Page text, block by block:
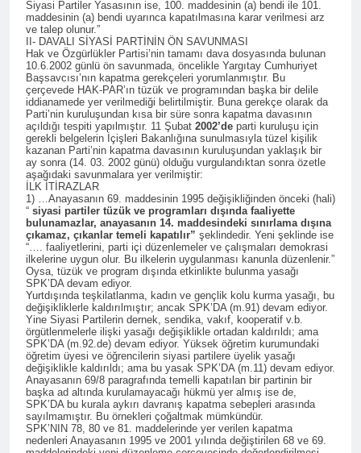
wefata wî de bi rêzdarî bi
bîr tînin.
Kürt halkının meşru haklarını
teslim etmek yerine, kanla
bastırmayı seçen Kemalist
rejim, 13.07.1930 tarihinde
gerçekleştirdiği “en kanlı”
katliamlarından biri olan
Zilan Deresi Katliamı
üzerinden 94 yıl geçti.
2 Yıl Ago
Platforma Ciwanên
Serbixwe üyeleri derhal
serbest bırakılmalıdır.
2 Yıl Ago
Alişer ve Zarife Xanım,
Özgürlük Mücadelemizde
Hep Yaşayacak
2 Yıl Ago
EMEKÇİ VE EMEKLİNİN
YANINDAYIZ
2 Yıl Ago
Sivas Katliamının 31. yıl
dönümünde yaşamını
yitirenleri saygıyla
anıyoruz.
2 Yıl Ago
KURULU TOPLANDI
2 Yıl Ago
Süleyman ATAY’ın
vasiyeti yerine getirildi.
2 Yıl Ago
HAK-PARê serdana
Pine Caffe kir
2 Yıl Ago
HAK-PAR 10. OLAĞAN
Siyasi Partiler Yasasının ise, 100. maddesinin (a) bendi ile 101.
maddesinin (a) bendi uyarınca kapatılmasına karar verilmesi arz
ve talep olunur.”
II- DAVALI SİYASİ PARTİNİN ÖN SAVUNMASI
Hak ve Özgürlükler Partisi’nin tamamı dava dosyasında bulunan
10.6.2002 günlü ön savunmada, öncelikle Yargıtay Cumhuriyet
Başsavcısı’nın kapatma gerekçeleri yorumlanmıştır. Bu
çerçevede HAK-PAR’ın tüzük ve programından başka bir delile
iddianamede yer verilmediği belirtilmiştir. Buna gerekçe olarak da
Parti’nin kuruluşundan kısa bir süre sonra kapatma davasının
açıldığı tespiti yapılmıştır. 11 Şubat 2002’de parti kuruluşu için
gerekli belgelerin İçişleri Bakanlığına sunulmasıyla tüzel kişilik
kazanan Parti’nin kapatma davasının kuruluşundan yaklaşık bir
ay sonra (14. 03. 2002 günü) olduğu vurgulandıktan sonra özetle
aşağıdaki savunmalara yer verilmiştir:
İLK İTİRAZLAR
1) …Anayasanın 69. maddesinin 1995 değişikliğinden önceki (hali)
“ siyasi partiler tüzük ve programları dışında faaliyette
bulunamazlar, anayasanın 14. maddesindeki sınırlama dışına
çıkamaz, çıkanlar temeli kapatılır” şeklindedir. Yeni şeklinde ise
“…. faaliyetlerini, parti içi düzenlemeler ve çalışmaları demokrasi
ilkelerine uygun olur. Bu ilkelerin uygulanması kanunla düzenlenir.”
Oysa, tüzük ve program dışında etkinlikte bulunma yasağı
SPK’DA devam ediyor.
Yurtdışında teşkilatlanma, kadın ve gençlik kolu kurma yasağı, bu
değişikliklerle kaldırılmıştır; ancak SPK’DA (m.91) devam ediyor.
Yine Siyasi Partilerin dernek, sendika, vakıf, kooperatif v.b.
örgütlenmelerle ilişki yasağı değişiklikle ortadan kaldırıldı; ama
SPK’DA (m.92.de) devam ediyor. Yüksek öğretim kurumundaki
öğretim üyesi ve öğrencilerin siyasi partilere üyelik yasağı
değişiklikle kaldırıldı; ama bu yasak SPK’DA (m.11) devam ediyor.
Anayasanın 69/8 paragrafında temelli kapatılan bir partinin bir
başka ad altında kurulamayacağı hükmü yer almış ise de,
SPK’DA bu kurala aykırı davranış kapatma sebepleri arasında
sayılmamıştır. Bu örnekleri çoğaltmak mümkündür.
SPK’NIN 78, 80 ve 81. maddelerinde yer verilen kapatma
nedenleri Anayasanın 1995 ve 2001 yılında değiştirilen 68 ve 69.